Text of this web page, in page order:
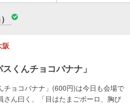
阪
くんチョコバナナ」
チョコバナナ」(600円)は今日も会場で
さん曰く、「目はたまごボーロ、胸び